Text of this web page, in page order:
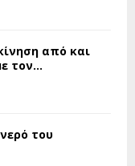
από και
τον...
του